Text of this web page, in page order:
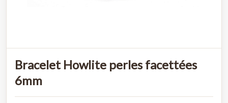
Bracelet Howlite perles facettées
6mm